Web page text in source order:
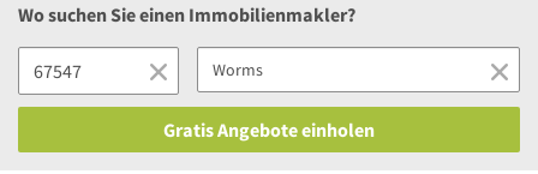
Wo suchen Sie einen Immobilienmakler?
Gratis Angebote einholen